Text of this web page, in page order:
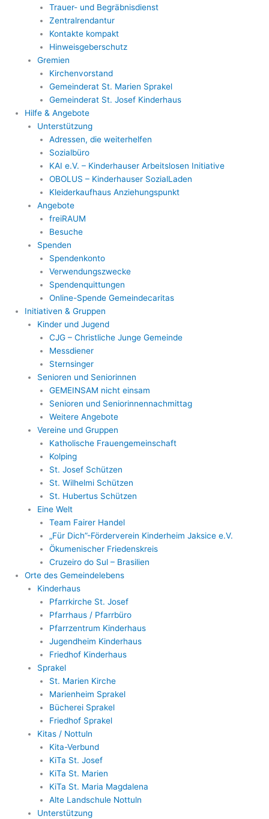
Trauer- und Begräbnisdienst
Zentralrendantur
Kontakte kompakt
Hinweisgeberschutz
Gremien
Kirchenvorstand
Gemeinderat St. Marien Sprakel
Gemeinderat St. Josef Kinderhaus
Hilfe & Angebote
Unterstützung
Adressen, die weiterhelfen
Sozialbüro
KAI e.V. – Kinderhauser Arbeitslosen Initiative
OBOLUS – Kinderhauser SozialLaden
Kleiderkaufhaus Anziehungspunkt
Angebote
freiRAUM
Besuche
Spenden
Spendenkonto
Verwendungszwecke
Spendenquittungen
Online-Spende Gemeindecaritas
Initiativen & Gruppen
Kinder und Jugend
CJG – Christliche Junge Gemeinde
Messdiener
Sternsinger
Senioren und Seniorinnen
GEMEINSAM nicht einsam
Senioren und Seniorinnennachmittag
Weitere Angebote
Vereine und Gruppen
Katholische Frauengemeinschaft
Kolping
St. Josef Schützen
St. Wilhelmi Schützen
St. Hubertus Schützen
Eine Welt
Team Fairer Handel
„Für Dich”-Förderverein Kinderheim Jaksice e.V.
Ökumenischer Friedenskreis
Cruzeiro do Sul – Brasilien
Orte des Gemeindelebens
Kinderhaus
Pfarrkirche St. Josef
Pfarrhaus / Pfarrbüro
Pfarrzentrum Kinderhaus
Jugendheim Kinderhaus
Friedhof Kinderhaus
Sprakel
St. Marien Kirche
Marienheim Sprakel
Bücherei Sprakel
Friedhof Sprakel
Kitas / Nottuln
Kita-Verbund
KiTa St. Josef
KiTa St. Marien
KiTa St. Maria Magdalena
Alte Landschule Nottuln
Unterstützung